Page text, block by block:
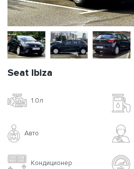
Seat Ibiza
1.0л
Авто
Кондиционер